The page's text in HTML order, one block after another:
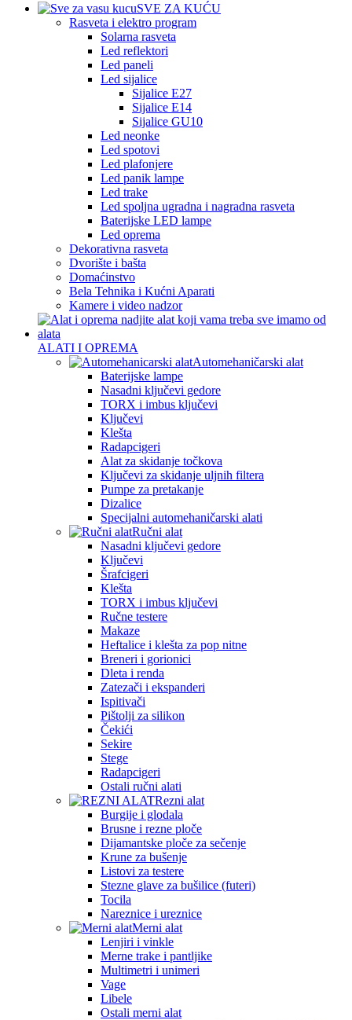
SVE ZA KUĆU
Rasveta i elektro program
Solarna rasveta
Led reflektori
Led paneli
Led sijalice
Sijalice E27
Sijalice E14
Sijalice GU10
Led neonke
Led spotovi
Led plafonjere
Led panik lampe
Led trake
Led spoljna ugradna i nagradna rasveta
Baterijske LED lampe
Led oprema
Dekorativna rasveta
Dvorište i bašta
Domaćinstvo
Bela Tehnika i Kućni Aparati
Kamere i video nadzor
ALATI I OPREMA
Automehaničarski alat
Baterijske lampe
Nasadni ključevi gedore
TORX i imbus ključevi
Ključevi
Klešta
Radapcigeri
Alat za skidanje točkova
Ključevi za skidanje uljnih filtera
Pumpe za pretakanje
Dizalice
Specijalni automehaničarski alati
Ručni alat
Nasadni ključevi gedore
Ključevi
Šrafcigeri
Klešta
TORX i imbus ključevi
Ručne testere
Makaze
Heftalice i klešta za pop nitne
Breneri i gorionici
Dleta i renda
Zatezači i ekspanderi
Ispitivači
Pištolji za silikon
Čekići
Sekire
Stege
Radapcigeri
Ostali ručni alati
Rezni alat
Burgije i glodala
Brusne i rezne ploče
Dijamantske ploče za sečenje
Krune za bušenje
Listovi za testere
Stezne glave za bušilice (futeri)
Tocila
Nareznice i ureznice
Merni alat
Lenjiri i vinkle
Merne trake i pantljike
Multimetri i unimeri
Vage
Libele
Ostali merni alat